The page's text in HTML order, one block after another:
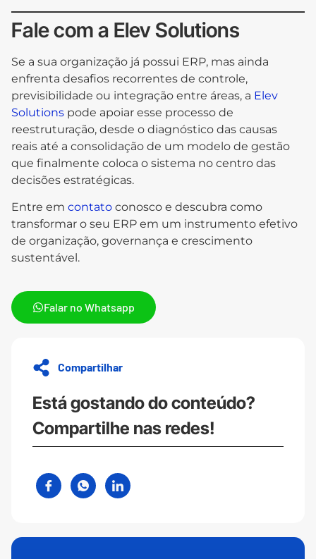
Fale com a Elev Solutions
Se a sua organização já possui ERP, mas ainda
enfrenta desafios recorrentes de controle,
previsibilidade ou integração entre áreas, a Elev
Solutions pode apoiar esse processo de
reestruturação, desde o diagnóstico das causas
reais até a consolidação de um modelo de gestão
que finalmente coloca o sistema no centro das
decisões estratégicas.
Entre em contato conosco e descubra como
transformar o seu ERP em um instrumento efetivo
de organização, governança e crescimento
sustentável.
Falar no Whatsapp
Compartilhar
Está gostando do conteúdo?
Compartilhe nas redes!